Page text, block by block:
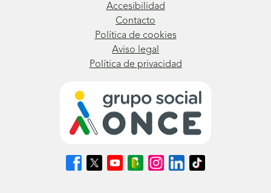
Accesibilidad
Contacto
Política de cookies
Aviso legal
Política de privacidad
Síguenos
en
Síguenos
en
Síguenos
en
Síguenos
en
Síguenos
en
Síguenos
en
Síguenos
en